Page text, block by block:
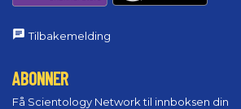
Tilbakemelding
ABONNER
Få Scientology Network til innboksen din